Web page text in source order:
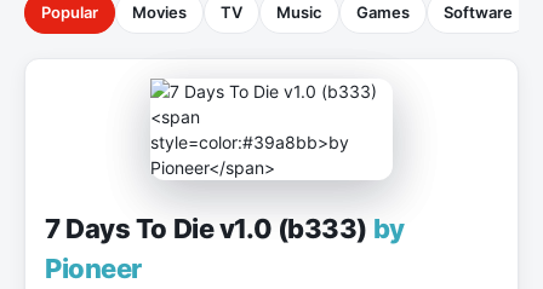
Popular Movies TV Music Games Software
7 Days To Die v1.0 (b333) by
Pioneer